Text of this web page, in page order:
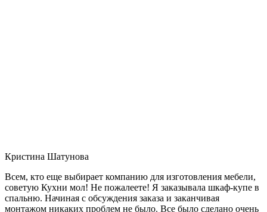
Кристина Шатунова
Всем, кто еще выбирает компанию для изготовления мебели,
советую Кухни мол! Не пожалеете! Я заказывала шкаф-купе в
спальню. Начиная с обсуждения заказа и заканчивая
монтажом никаких проблем не было. Все было сделано очень